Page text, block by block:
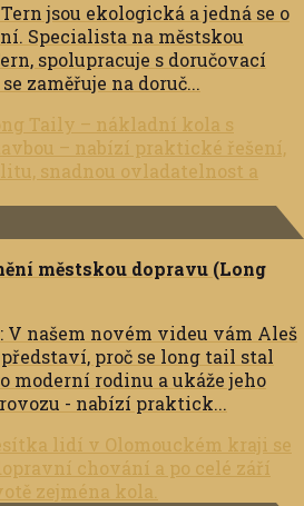
jsou ekologická a jedná se o
Specialista na městskou
spolupracuje s doručovací
zaměřuje na doruč...
městskou dopravu (Long
našem novém videu vám Aleš
proč se long tail stal
moderní rodinu a ukáže jeho
- nabízí praktick...